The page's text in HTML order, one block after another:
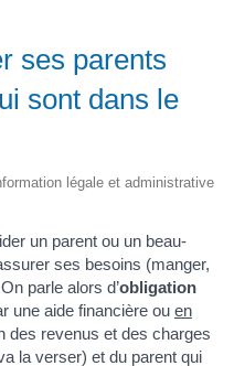
ses parents
sont dans le
légale et administrative
un parent ou un beau-
ses besoins (manger,
parle alors d’obligation
une aide financière ou en
des revenus et des charges
la verser) et du parent qui